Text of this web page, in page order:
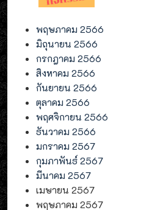
พฤษภาคม 2566
มิถุนายน 2566
กรกฎาคม 2566
สิงหาคม 2566
กันยายน 2566
ตุลาคม 2566
พฤศจิกายน 2566
ธันวาคม 2566
มกราคม 2567
กุมภาพันธ์ 2567
มีนาคม 2567
เมษายน 2567
พฤษภาคม 2567